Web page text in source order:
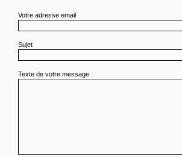
Votre adresse email
Sujet
Texte de votre message :